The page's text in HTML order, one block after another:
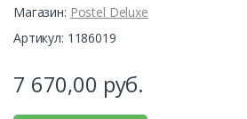
Магазин: Postel Deluxe
Артикул: 1186019
7 670,00 руб.